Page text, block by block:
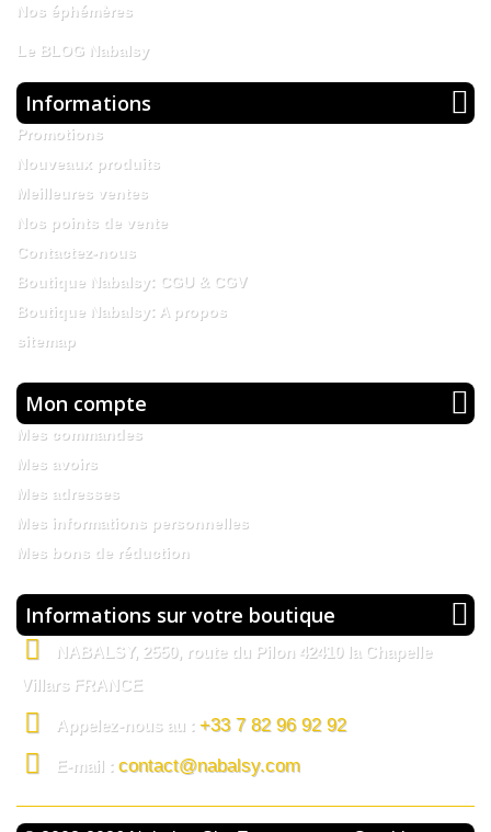
Nos éphémères
Le BLOG Nabalsy
Informations
Promotions
Nouveaux produits
Meilleures ventes
Nos points de vente
Contactez-nous
Boutique Nabalsy: CGU & CGV
Boutique Nabalsy: A propos
sitemap
Mon compte
Mes commandes
Mes avoirs
Mes adresses
Mes informations personnelles
Mes bons de réduction
Informations sur votre boutique
NABALSY, 2550, route du Pilon 42410 la Chapelle
Villars FRANCE
Appelez-nous au : +33 7 82 96 92 92
E-mail : contact@nabalsy.com